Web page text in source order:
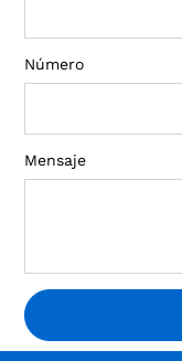
Número
Mensaje